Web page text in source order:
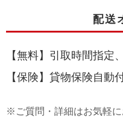
配送
【無料】引取時間指定
【保険】貸物保険自動
※ご質問・詳細はお気軽に